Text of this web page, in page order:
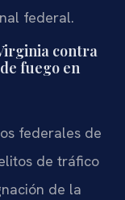
federal.
contra
fuego en
federales de
de tráfico
de la